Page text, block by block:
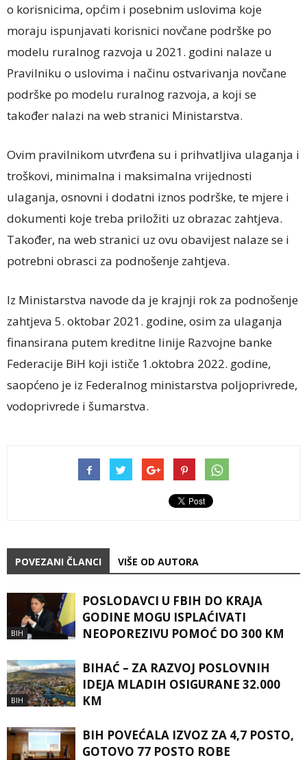
o korisnicima, općim i posebnim uslovima koje
moraju ispunjavati korisnici novčane podrške po
modelu ruralnog razvoja u 2021. godini nalaze u
Pravilniku o uslovima i načinu ostvarivanja novčane
podrške po modelu ruralnog razvoja, a koji se
također nalazi na web stranici Ministarstva.
Ovim pravilnikom utvrđena su i prihvatljiva ulaganja i
troškovi, minimalna i maksimalna vrijednosti
ulaganja, osnovni i dodatni iznos podrške, te mjere i
dokumenti koje treba priložiti uz obrazac zahtjeva.
Također, na web stranici uz ovu obavijest nalaze se i
potrebni obrasci za podnošenje zahtjeva.
Iz Ministarstva navode da je krajnji rok za podnošenje
zahtjeva 5. oktobar 2021. godine, osim za ulaganja
finansirana putem kreditne linije Razvojne banke
Federacije BiH koji ističe 1.oktobra 2022. godine,
saopćeno je iz Federalnog ministarstva poljoprivrede,
vodoprivrede i šumarstva.
POVEZANI ČLANCI VIŠE OD AUTORA
BIH
POSLODAVCI U FBIH DO KRAJA
GODINE MOGU ISPLAĆIVATI
NEOPOREZIVU POMOĆ DO 300 KM
BIH
BIHAĆ – ZA RAZVOJ POSLOVNIH
IDEJA MLADIH OSIGURANE 32.000
KM
BIH POVEĆALA IZVOZ ZA 4,7 POSTO,
GOTOVO 77 POSTO ROBE